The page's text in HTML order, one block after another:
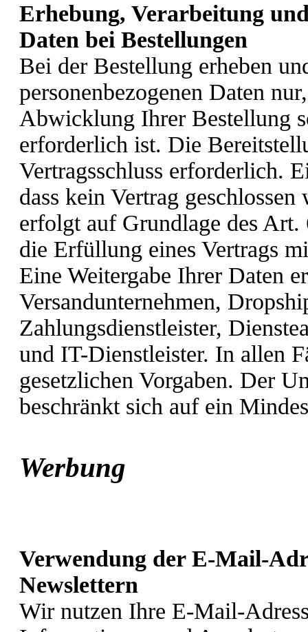
Erhebung, Verarbeitung
Daten bei Bestellungen
Bei der Bestellung erheben
personenbezogenen Daten
Abwicklung Ihrer Bestellung
erforderlich ist. Die
Vertragsschluss erforderlich.
dass kein Vertrag
erfolgt auf Grundlage des
die Erfüllung eines Vertrags
Eine Weitergabe Ihrer Daten
Versandunternehmen,
Zahlungsdienstleister,
und IT-Dienstleister. In allen
gesetzlichen Vorgaben. Der
beschränkt sich auf ein
Werbung
Verwendung der E-Mail-
Newslettern
Wir nutzen Ihre E-Mail-